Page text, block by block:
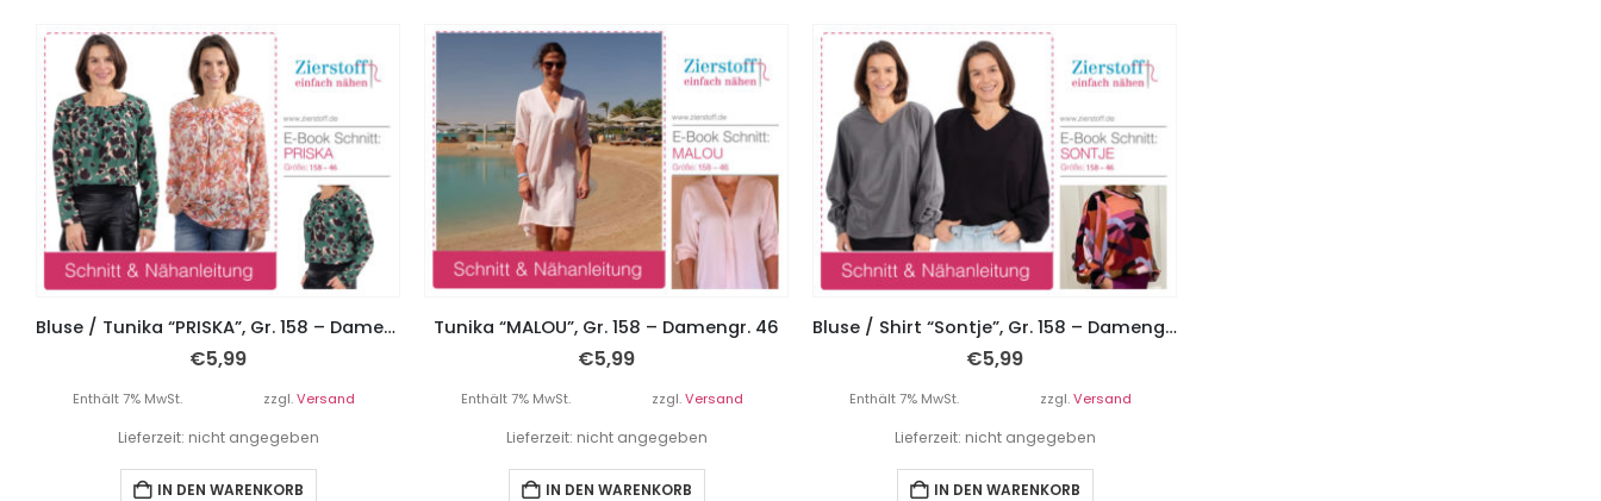
Bluse / Tunika “PRISKA”, Gr. 158 – Damengr. 46
€5,99
Enthält 7% MwSt. zzgl.Versand
Lieferzeit: nicht angegeben
IN DEN WARENKORB
Tunika “MALOU”, Gr. 158 – Damengr. 46
€5,99
Enthält 7% MwSt. zzgl.Versand
Lieferzeit: nicht angegeben
IN DEN WARENKORB
Bluse / Shirt “Sontje”, Gr. 158 – Damengr. 46
€5,99
Enthält 7% MwSt. zzgl.Versand
Lieferzeit: nicht angegeben
IN DEN WARENKORB